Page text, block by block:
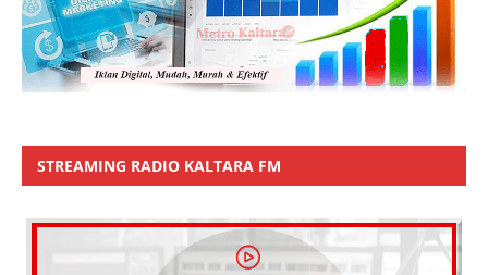
STREAMING RADIO KALTARA FM